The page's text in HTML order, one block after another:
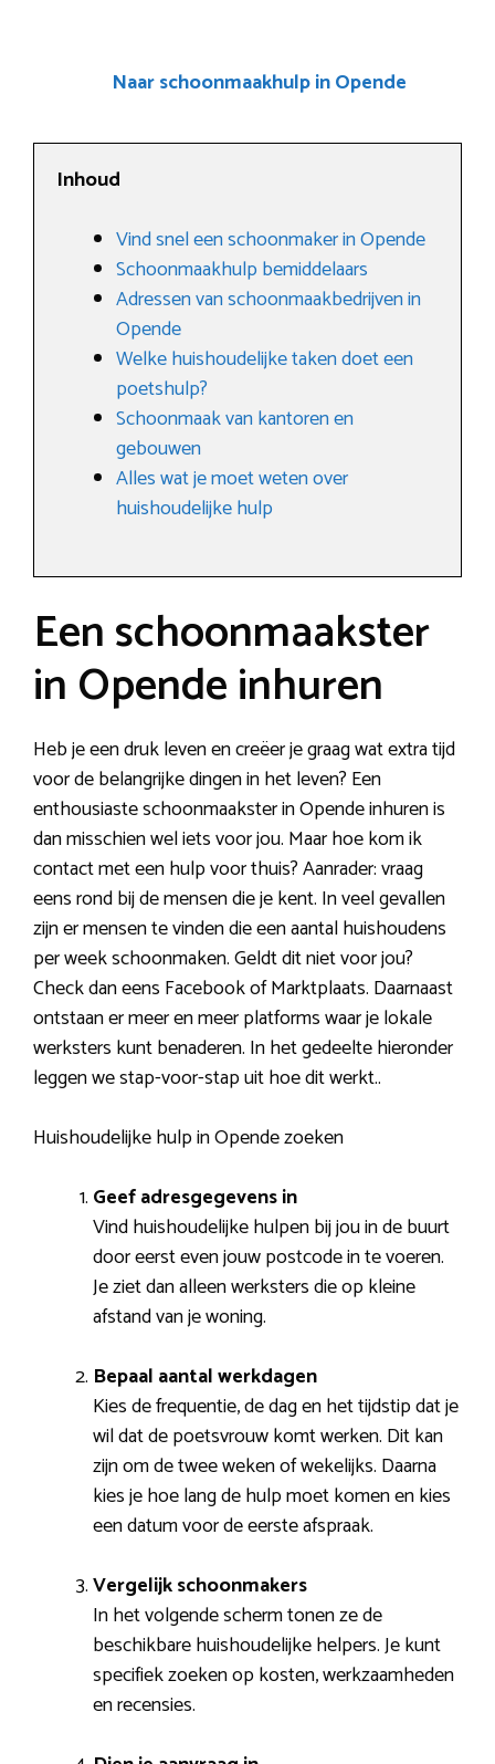
Naar schoonmaakhulp in Opende
Inhoud
Vind snel een schoonmaker in Opende
Schoonmaakhulp bemiddelaars
Adressen van schoonmaakbedrijven in
Opende
Welke huishoudelijke taken doet een
poetshulp?
Schoonmaak van kantoren en
gebouwen
Alles wat je moet weten over
huishoudelijke hulp
Een schoonmaakster
in Opende inhuren
Heb je een druk leven en creëer je graag wat extra tijd
voor de belangrijke dingen in het leven? Een
enthousiaste schoonmaakster in Opende inhuren is
dan misschien wel iets voor jou. Maar hoe kom ik
contact met een hulp voor thuis? Aanrader: vraag
eens rond bij de mensen die je kent. In veel gevallen
zijn er mensen te vinden die een aantal huishoudens
per week schoonmaken. Geldt dit niet voor jou?
Check dan eens Facebook of Marktplaats. Daarnaast
ontstaan er meer en meer platforms waar je lokale
werksters kunt benaderen. In het gedeelte hieronder
leggen we stap-voor-stap uit hoe dit werkt..
Huishoudelijke hulp in Opende zoeken
Geef adresgegevens in
Vind huishoudelijke hulpen bij jou in de buurt
door eerst even jouw postcode in te voeren.
Je ziet dan alleen werksters die op kleine
afstand van je woning.
Bepaal aantal werkdagen
Kies de frequentie, de dag en het tijdstip dat je
wil dat de poetsvrouw komt werken. Dit kan
zijn om de twee weken of wekelijks. Daarna
kies je hoe lang de hulp moet komen en kies
een datum voor de eerste afspraak.
Vergelijk schoonmakers
In het volgende scherm tonen ze de
beschikbare huishoudelijke helpers. Je kunt
specifiek zoeken op kosten, werkzaamheden
en recensies.